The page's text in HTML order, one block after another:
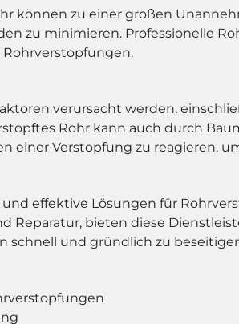
können zu einer großen
zu minimieren. Professionelle
Rohrverstopfungen.
verursacht werden,
Rohr kann auch durch
einer Verstopfung zu reagieren,
effektive Lösungen für
Reparatur, bieten diese
schnell und gründlich zu